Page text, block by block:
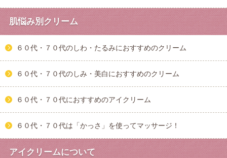
肌悩み別クリーム
６０代・７０代のしわ・たるみにおすすめのクリーム
６０代・７０代のしみ・美白におすすめのクリーム
６０代・７０代におすすめのアイクリーム
６０代・７０代は「かっさ」を使ってマッサージ！
アイクリームについて